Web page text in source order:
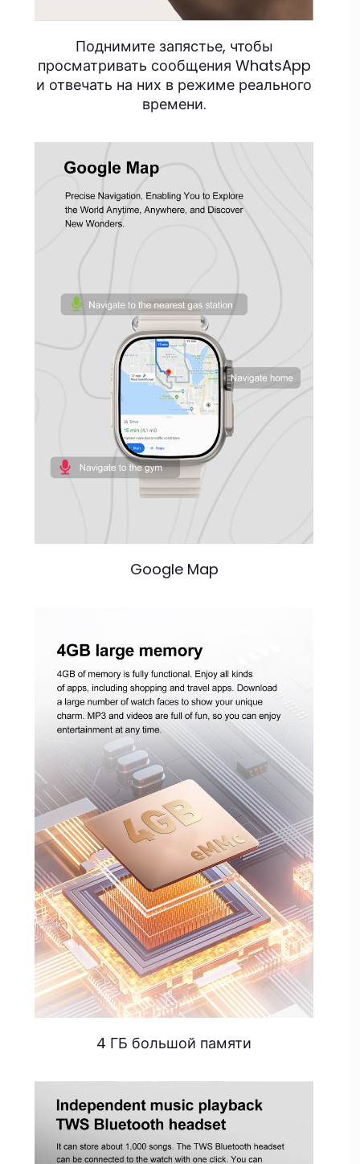
Поднимите запястье, чтобы
просматривать сообщения WhatsApp
и отвечать на них в режиме реального
времени.
Google Map
4 ГБ большой памяти